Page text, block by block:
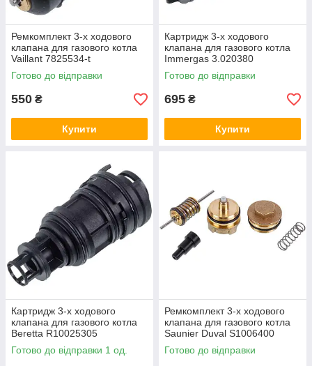
Ремкомплект 3-х ходового
клапана для газового котла
Vaillant 7825534-t
Готово до відправки
550 ₴
Купити
Картридж 3-х ходового
клапана для газового котла
Immergas 3.020380
Готово до відправки
695 ₴
Купити
Картридж 3-х ходового
клапана для газового котла
Beretta R10025305
Готово до відправки 1 од.
Ремкомплект 3-х ходового
клапана для газового котла
Saunier Duval S1006400
Готово до відправки